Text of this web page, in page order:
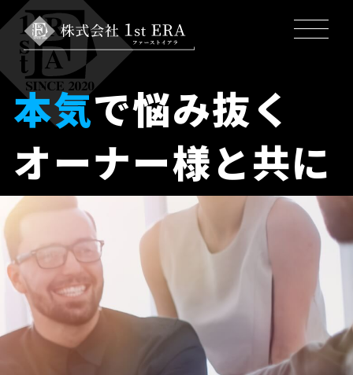
本気で悩み抜く
オーナー様と共に